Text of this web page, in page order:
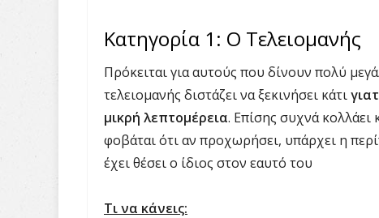
Κατηγορία 1: Ο Τελειομανής
Πρόκειται για αυτούς που δίνουν πολύ
τελειομανής διστάζει να ξεκινήσει κάτι
μικρή λεπτομέρεια. Επίσης συχνά κολλάει
φοβάται ότι αν προχωρήσει, υπάρχει η
έχει θέσει ο ίδιος στον εαυτό του
Τι να κάνεις: